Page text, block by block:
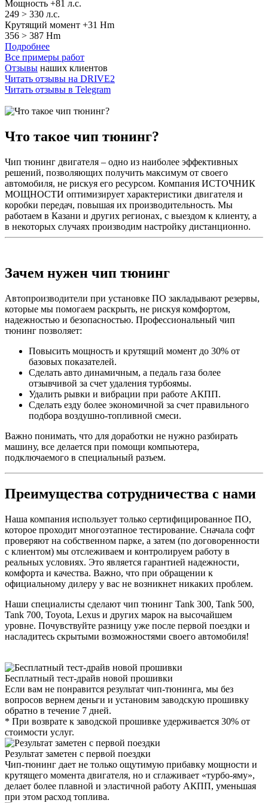
Мощность +81 л.с.
249 > 330 л.с.
Крутящий момент +31 Hm
356 > 387 Hm
Подробнее
Все примеры работ
Отзывы наших клиентов
Читать отзывы на DRIVE2
Читать отзывы в Telegram
Что такое чип тюнинг?
Чип тюнинг двигателя – одно из наиболее эффективных
решений, позволяющих получить максимум от своего
автомобиля, не рискуя его ресурсом. Компания ИСТОЧНИК
МОЩНОСТИ оптимизирует характеристики двигателя и
коробки передач, повышая их производительность. Мы
работаем в Казани и других регионах, с выездом к клиенту, а
в некоторых случаях производим настройку дистанционно.
Зачем нужен чип тюнинг
Автопроизводители при установке ПО закладывают резервы,
которые мы помогаем раскрыть, не рискуя комфортом,
надежностью и безопасностью. Профессиональный чип
тюнинг позволяет:
Повысить мощность и крутящий момент до 30% от
базовых показателей.
Сделать авто динамичным, а педаль газа более
отзывчивой за счет удаления турбоямы.
Удалить рывки и вибрации при работе АКПП.
Сделать езду более экономичной за счет правильного
подбора воздушно-топливной смеси.
Важно понимать, что для доработки не нужно разбирать
машину, все делается при помощи компьютера,
подключаемого в специальный разъем.
Преимущества сотрудничества с нами
Наша компания использует только сертифицированное ПО,
которое проходит многоэтапное тестирование. Сначала софт
проверяют на собственном парке, а затем (по договоренности
с клиентом) мы отслеживаем и контролируем работу в
реальных условиях. Это является гарантией надежности,
комфорта и качества. Важно, что при обращении к
официальному дилеру у вас не возникнет никаких проблем.
Наши специалисты сделают чип тюнинг Tank 300, Tank 500,
Tank 700, Toyota, Lexus и других марок на высочайшем
уровне. Почувствуйте разницу уже после первой поездки и
насладитесь скрытыми возможностями своего автомобиля!
Бесплатный тест-драйв новой прошивки
Если вам не понравится результат чип-тюнинга, мы без
вопросов вернем деньги и установим заводскую прошивку
обратно в течение 7 дней.
* При возврате к заводской прошивке удерживается 30% от
стоимости услуг.
Результат заметен с первой поездки
Чип-тюнинг дает не только ощутимую прибавку мощности и
крутящего момента двигателя, но и сглаживает «турбо-яму»,
делает более плавной и эластичной работу АКПП, уменьшая
при этом расход топлива.